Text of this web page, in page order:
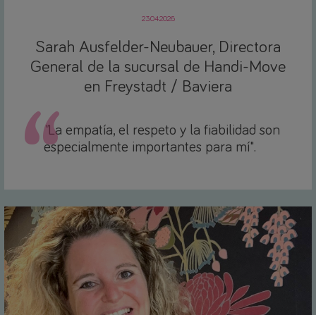
23.04.2026
Sarah Ausfelder-Neubauer, Directora
General de la sucursal de Handi-Move
en Freystadt / Baviera
"La empatía, el respeto y la fiabilidad son
especialmente importantes para mí".